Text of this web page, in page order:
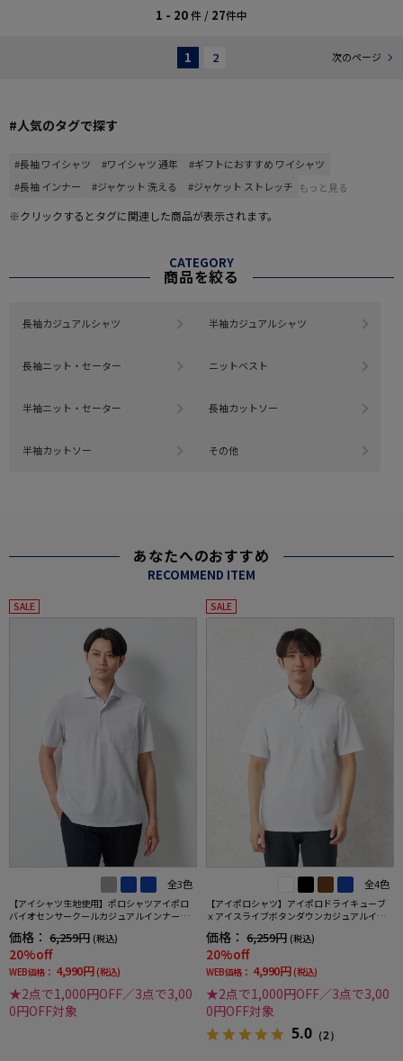
1 - 20件 / 27件中
1 2 次のページ
#人気のタグで探す
#長袖 ワイシャツ #ワイシャツ 通年
#ギフトにおすすめ ワイシャツ
#長袖 インナー
#ジャケット 洗える #ジャケット ストレッチ もっと見る
※クリックするとタグに関連した商品が表示されます。
CATEGORY
商品を絞る
長袖カジュアルシャツ 半袖カジュアルシャツ
長袖ニット・セーター ニットベスト
半袖ニット・セーター 長袖カットソー
半袖カットソー その他
あなたへのおすすめ
RECOMMEND ITEM
SALE
全3色
【アイシャツ生地使用】ポロシャツアイポロ
バイオセンサークールカジュアルインナー形
態安定ストレッチ吸汗速乾抗菌加工春夏
価格： 6,259円 (税込)
20%off
WEB価格： 4,990円 (税込)
★2点で1,000円OFF／3点で3,00
0円OFF対象
SALE
全4色
【アイポロシャツ】アイポロドライキューブ
ｘアイスライブボタンダウンカジュアルイン
ナー吸汗速乾抗菌加工ストレッチ形態安定春
夏
価格： 6,259円 (税込)
20%off
WEB価格： 4,990円 (税込)
★2点で1,000円OFF／3点で3,00
0円OFF対象
5.0 （2）